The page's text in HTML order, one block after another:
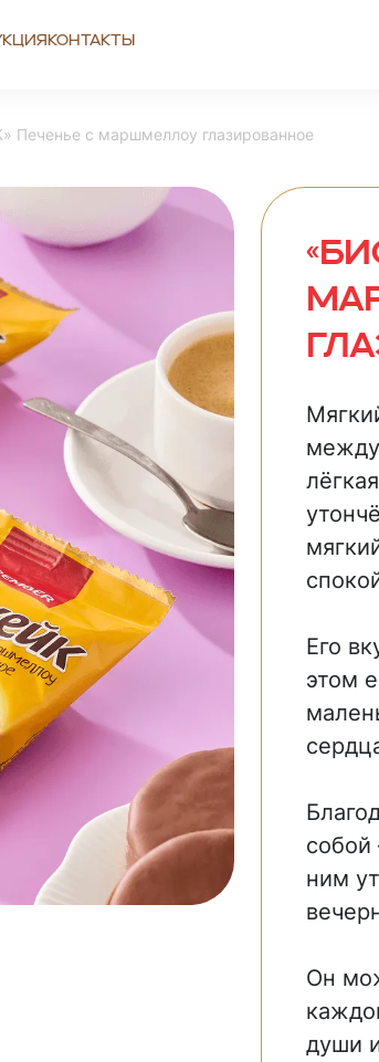
Контакты
Печенье с маршмеллоу глазированное
Его
этом
собой
ним
Он
души